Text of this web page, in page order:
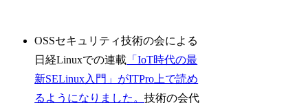
OSSセキュリティ技術の会による
日経Linuxでの連載 「IoT時代の最
新SELinux入門」がITPro上で読め
るようになりました。技術の会代